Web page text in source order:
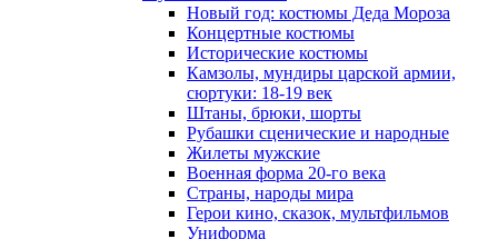
Новый год: костюмы Деда Мороза
Концертные костюмы
Исторические костюмы
Камзолы, мундиры царской армии,
сюртуки: 18-19 век
Штаны, брюки, шорты
Рубашки сценические и народные
Жилеты мужские
Военная форма 20-го века
Страны, народы мира
Герои кино, сказок, мультфильмов
Униформа